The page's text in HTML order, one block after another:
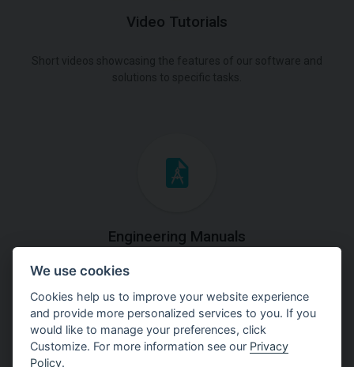
Video Tutorials
Engineering Manuals
Step by steps guides on how
to solve a specific tasks.
We use cookies
Cookies help us to improve your website experience
and provide more personalized services to you. If you
would like to manage your preferences, click
Customize. For more information see our Privacy
Policy.